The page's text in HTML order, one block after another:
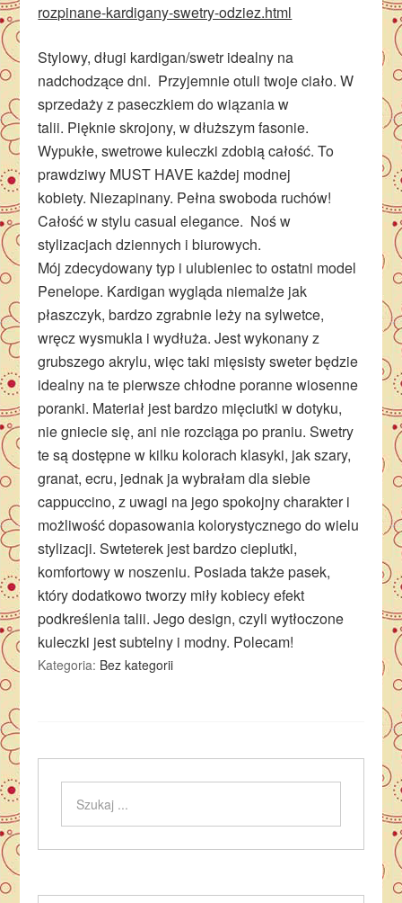
rozpinane-kardigany-swetry-odziez.html
Stylowy, długi kardigan/swetr idealny na
nadchodzące dni. Przyjemnie otuli twoje ciało. W
sprzedaży z paseczkiem do wiązania w
talii. Pięknie skrojony, w dłuższym fasonie.
Wypukłe, swetrowe kuleczki zdobią całość. To
prawdziwy MUST HAVE każdej modnej
kobiety. Niezapinany. Pełna swoboda ruchów!
Całość w stylu casual elegance. Noś w
stylizacjach dziennych i biurowych.
Mój zdecydowany typ i ulubieniec to ostatni model
Penelope. Kardigan wygląda niemalże jak
płaszczyk, bardzo zgrabnie leży na sylwetce,
wręcz wysmukla i wydłuża. Jest wykonany z
grubszego akrylu, więc taki mięsisty sweter będzie
idealny na te pierwsze chłodne poranne wiosenne
poranki. Materiał jest bardzo mięciutki w dotyku,
nie gniecie się, ani nie rozciąga po praniu. Swetry
te są dostępne w kilku kolorach klasyki, jak szary,
granat, ecru, jednak ja wybrałam dla siebie
cappuccino, z uwagi na jego spokojny charakter i
możliwość dopasowania kolorystycznego do wielu
stylizacji. Swteterek jest bardzo cieplutki,
komfortowy w noszeniu. Posiada także pasek,
który dodatkowo tworzy miły kobiecy efekt
podkreślenia talii. Jego design, czyli wytłoczone
kuleczki jest subtelny i modny. Polecam!
Kategoria: Bez kategorii